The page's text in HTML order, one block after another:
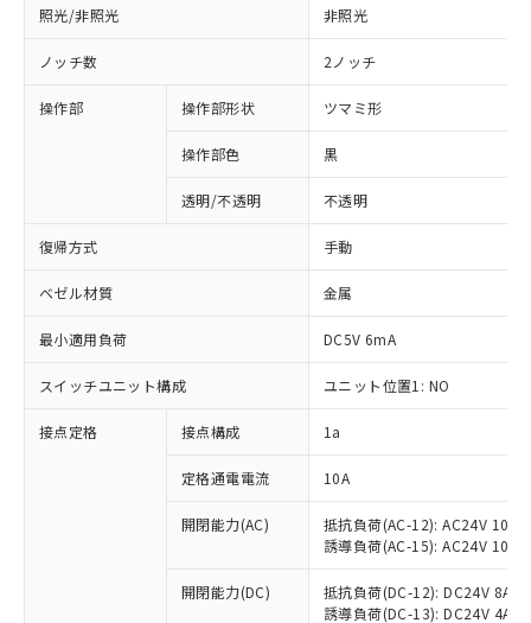
照光/非照光 非照光
ノッチ数 2ノッチ
操作部 操作部形状 ツマミ形
操作部色 黒
透明/不透明 不透明
復帰方式 手動
ベゼル材質 金属
最小適用負荷 DC5V 6mA
スイッチユニット構成 ユニット位置1: NO
接点定格 接点構成 1a
定格通電電流 10A
開閉能力(AC)
抵抗負荷(AC-12): AC24V 10A/
誘導負荷(AC-15): AC24V
開閉能力(DC)
抵抗負荷(DC-12): DC24V 8A/
誘導負荷(DC-13): DC24V 4A/
ご利用条件
対応済み：EU RoHS指令（10物質）の
非含有に対応した製品が提供可能な商品で
対応予定：EU RoHS指令（10物質）の非含
有に対応した製品に切り替える予定のある